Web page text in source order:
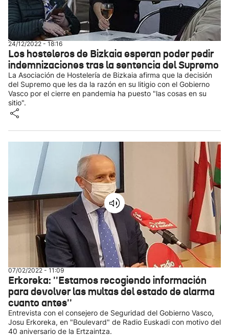
24/12/2022 - 18:16
Los hosteleros de Bizkaia esperan poder pedir
indemnizaciones tras la sentencia del Supremo
La Asociación de Hostelería de Bizkaia afirma que la decisión
del Supremo que les da la razón en su litigio con el Gobierno
Vasco por el cierre en pandemia ha puesto "las cosas en su
sitio".
07/02/2022 - 11:09
Erkoreka: ''Estamos recogiendo información
para devolver las multas del estado de alarma
cuanto antes''
Entrevista con el consejero de Seguridad del Gobierno Vasco,
Josu Erkoreka, en "Boulevard" de Radio Euskadi con motivo del
40 aniversario de la Ertzaintza.